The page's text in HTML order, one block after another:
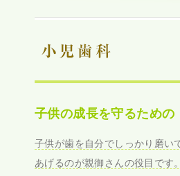
子供の成長を守るため
子供が歯を自分でしっかり磨い
あげるのが親御さんの役目です